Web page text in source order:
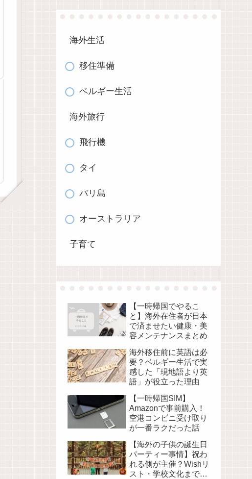
海外生活
移住準備
ベルギー生活
海外旅行
飛行機
タイ
バリ島
オーストラリア
子育て
【一時帰国でやるこ
と】海外在住者が日本
で済ませたい健康・美
容メンテナンスまとめ
海外移住前に英語は必
要？ベルギー生活で実
感した「現地語より英
語」が役立った理由
【一時帰国SIM】
Amazonで事前購入！
空港コンビニ受け取り
が一番ラクだった話
【海外の子供の誕生日
パーティー事情】祝わ
れる側が主催？Wishリ
スト・学校文化まで徹